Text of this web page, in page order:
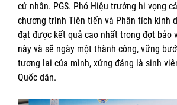
cử nhân. PGS. Phó Hiệu trưởng hi vọng
chương trình Tiên tiến và Phân tích kinh
đạt được kết quả cao nhất trong đợt bảo
này và sẽ ngày một thành công, vững
tương lai của mình, xứng đáng là sinh
Quốc dân.